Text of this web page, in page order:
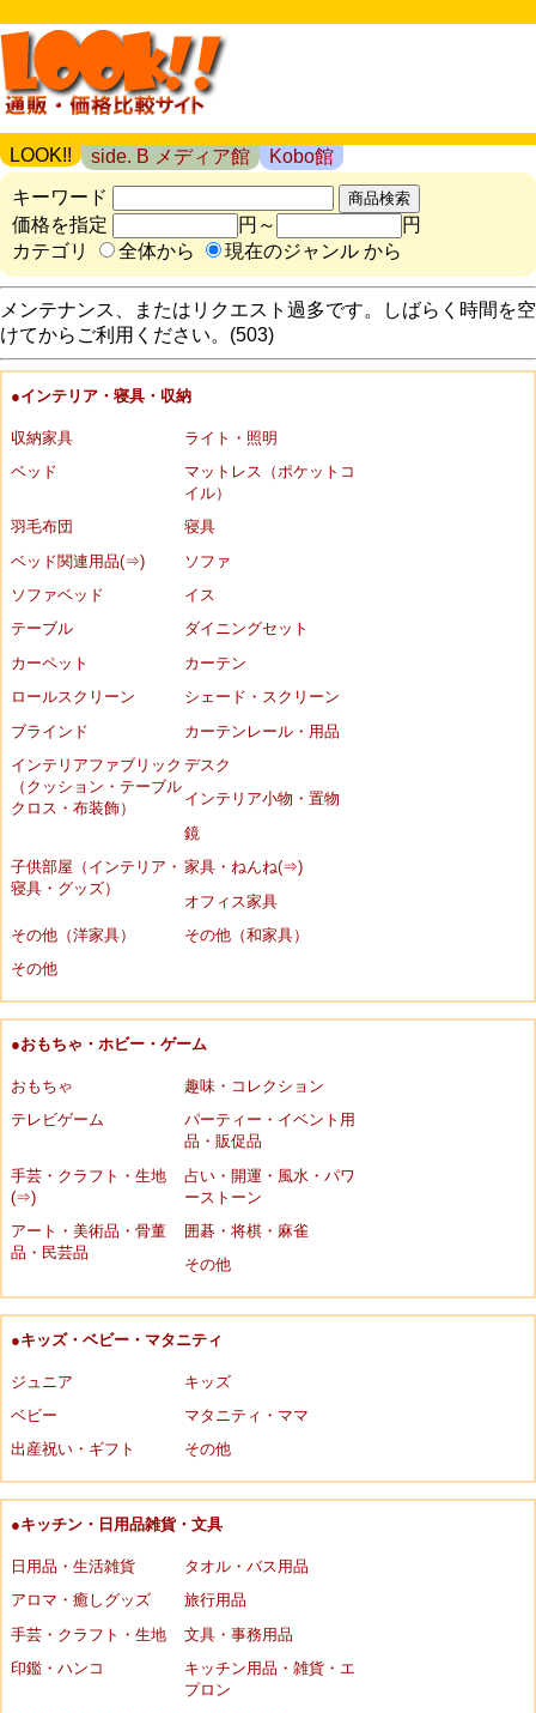
LOOK!! side. B メディア館
Kobo館
キーワード
価格を指定
円～
円
カテゴリ
全体から 現在のジャンル から
メンテナンス、またはリクエスト過多です。しばらく時間を空
けてからご利用ください。(503)
●インテリア・寝具・収納
収納家具
ライト・照明
ベッド
マットレス（ポケットコ
イル）
羽毛布団
寝具
ベッド関連用品(⇒)
ソファ
ソファベッド
イス
テーブル
ダイニングセット
カーペット
カーテン
ロールスクリーン
シェード・スクリーン
ブラインド
カーテンレール・用品
インテリアファブリック
（クッション・テーブル
クロス・布装飾）
デスク
インテリア小物・置物
鏡
子供部屋（インテリア・
寝具・グッズ）
家具・ねんね(⇒)
オフィス家具
その他（洋家具）
その他（和家具）
その他
●おもちゃ・ホビー・ゲーム
おもちゃ
趣味・コレクション
テレビゲーム
パーティー・イベント用
品・販促品
手芸・クラフト・生地
(⇒)
占い・開運・風水・パワ
ーストーン
アート・美術品・骨董
品・民芸品
囲碁・将棋・麻雀
その他
●キッズ・ベビー・マタニティ
ジュニア
キッズ
ベビー
マタニティ・ママ
出産祝い・ギフト
その他
●キッチン・日用品雑貨・文具
日用品・生活雑貨
タオル・バス用品
アロマ・癒しグッズ
旅行用品
手芸・クラフト・生地
文具・事務用品
印鑑・ハンコ
キッチン用品・雑貨・エ
プロン